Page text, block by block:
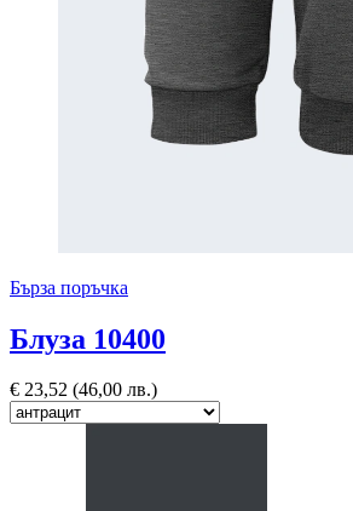
Бърза поръчка
Блуза 10400
€ 23,52 (46,00 лв.)